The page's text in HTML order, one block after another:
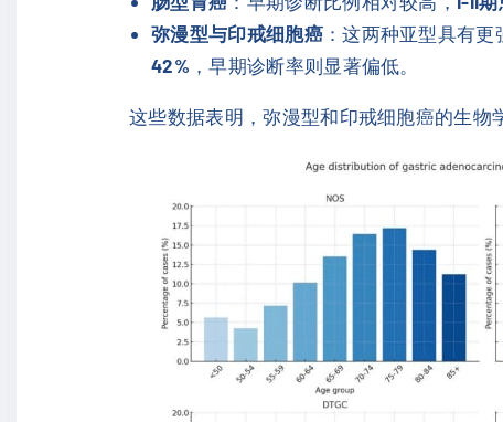
弥漫型与印戒细胞癌：这两种亚型具有更
42% ，早期诊断率则显著偏低。
这些数据表明，弥漫型和印戒细胞癌的生物